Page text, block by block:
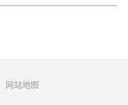
网站地图